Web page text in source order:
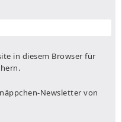
in diesem Browser für
Newsletter von